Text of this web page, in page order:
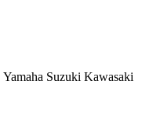
Yamaha Suzuki Kawasaki